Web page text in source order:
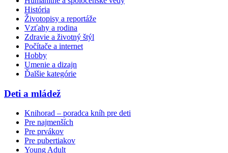
História
Životopisy a reportáže
Vzťahy a rodina
Zdravie a životný štýl
Počítače a internet
Hobby
Umenie a dizajn
Ďalšie kategórie
Deti a mládež
Knihorad – poradca kníh pre deti
Pre najmenších
Pre prvákov
Pre pubertiakov
Young Adult